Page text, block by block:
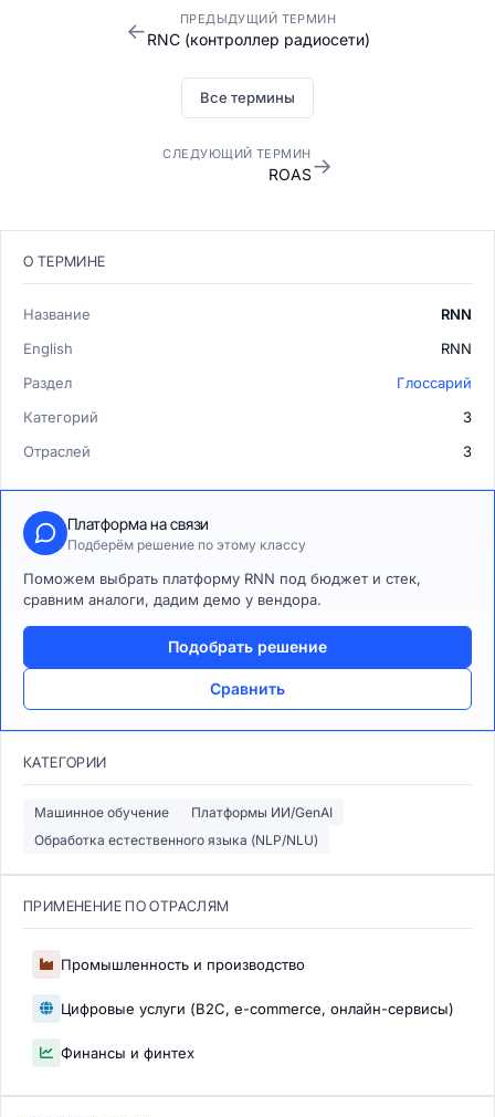
← ПРЕДЫДУЩИЙ ТЕРМИН
RNC (контроллер радиосети)
Все термины
СЛЕДУЮЩИЙ ТЕРМИН
ROAS→
О ТЕРМИНЕ
Название
RNN
English
RNN
Раздел
Глоссарий
Категорий
3
Отраслей
3
Платформа на связи
Подберём решение по этому классу
Поможем выбрать платформу RNN под бюджет и стек,
сравним аналоги, дадим демо у вендора.
Подобрать решение
Сравнить
КАТЕГОРИИ
Машинное обучение
Платформы ИИ/GenAI
Обработка естественного языка (NLP/NLU)
ПРИМЕНЕНИЕ ПО ОТРАСЛЯМ
Промышленность и производство
Цифровые услуги (B2C, e-commerce, онлайн-сервисы)
Финансы и финтех